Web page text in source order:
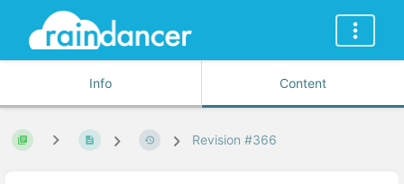
Info Content
Revision #366